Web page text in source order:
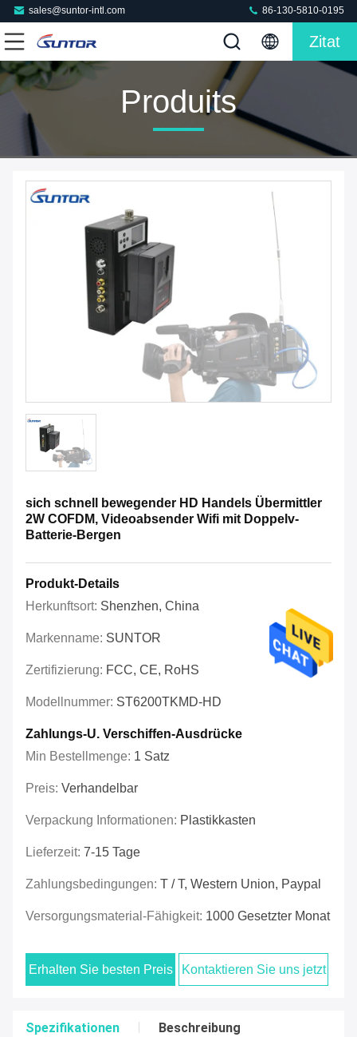
sales@suntor-intl.com 86-130-5810-0195
Zitat
Produits
sich schnell bewegender HD Handels Übermittler
2W COFDM, Videoabsender Wifi mit Doppelv-
Batterie-Bergen
Produkt-Details
Herkunftsort: Shenzhen, China
Markenname: SUNTOR
Zertifizierung: FCC, CE, RoHS
Modellnummer: ST6200TKMD-HD
Zahlungs-U. Verschiffen-Ausdrücke
Min Bestellmenge: 1 Satz
Preis: Verhandelbar
Verpackung Informationen: Plastikkasten
Lieferzeit: 7-15 Tage
Zahlungsbedingungen: T / T, Western Union, Paypal
Versorgungsmaterial-Fähigkeit: 1000 Gesetzter Monat
Erhalten Sie besten Preis Kontaktieren Sie uns jetzt
Spezifikationen Beschreibung